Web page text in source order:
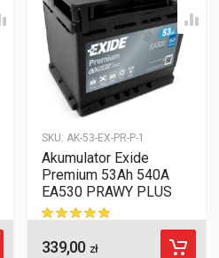
SKU: AK-53-EX-PR-P-1
Akumulator Exide
Premium 53Ah 540A
EA530 PRAWY PLUS
ocen klientów
339,00 zł